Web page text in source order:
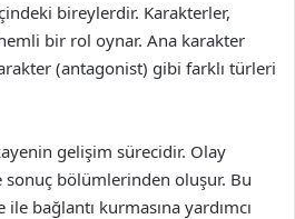
bireylerdir. Karakterler,
bir rol oynar. Ana karakter
(antagonist) gibi farklı türleri
gelişim sürecidir. Olay
bölümlerinden oluşur. Bu
bağlantı kurmasına yardımcı